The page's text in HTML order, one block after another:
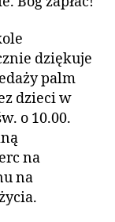
dziękuje
palm
dzieci w
o 10.00.
na
na